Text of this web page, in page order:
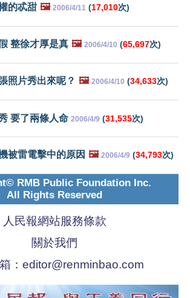
的忒甜 🖼️ 2006/4/11 (17,010次)
整徐才厚是真 🖼️ 2006/4/10 (65,697次)
照片秀出來呢？ 🖼️ 2006/4/10 (34,633次)
要了兩條人命 2006/4/9 (31,535次)
被雷電擊中的原因 🖼️ 2006/4/9 (34,793次)
RMB Public Foundation Inc.
All Rights Reserved
人民報網站服務條款
關於我們
： editor@renminbao.com